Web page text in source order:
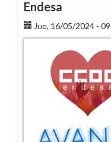
de
2026
en
todos
los
Endesa
Jue, 16/05/2024 -